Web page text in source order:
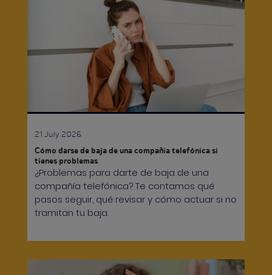
21 July 2026
Cómo darse de baja de una compañía telefónica si
tienes problemas
¿Problemas para darte de baja de una
compañía telefónica? Te contamos qué
pasos seguir, qué revisar y cómo actuar si no
tramitan tu baja.